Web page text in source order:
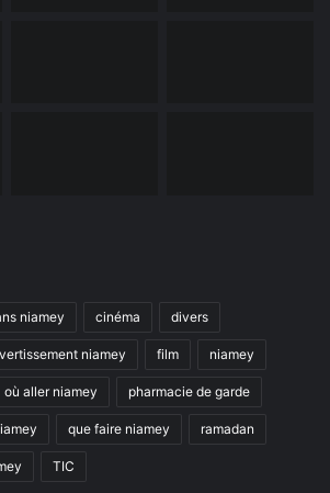
niamey cinéma divers
niamey film niamey
où aller niamey pharmacie de garde
que faire niamey ramadan
TIC